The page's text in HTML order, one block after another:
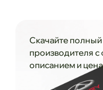
Скачайте полный
производителя
описанием и